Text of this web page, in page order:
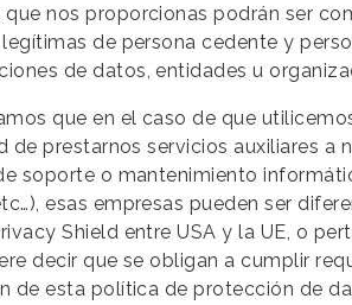
nos proporcionas podrán ser
de persona cedente y
de datos, entidades u
que en el caso de que
de prestarnos servicios auxiliares a
soporte o mantenimiento
esas empresas pueden ser
Shield entre USA y la UE, o
decir que se obligan a cumplir
de esta política de protección de